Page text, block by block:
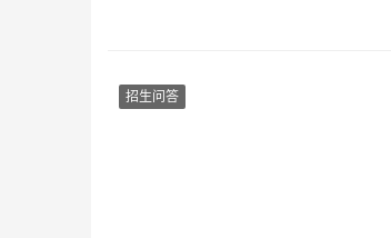
招生问答